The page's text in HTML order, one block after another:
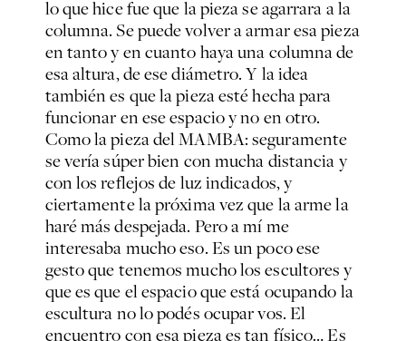
lo que hice fue que la pieza se agarrara a la
columna. Se puede volver a armar esa pieza
en tanto y en cuanto haya una columna de
esa altura, de ese diámetro. Y la idea
también es que la pieza esté hecha para
funcionar en ese espacio y no en otro.
Como la pieza del MAMBA: seguramente
se vería súper bien con mucha distancia y
con los reflejos de luz indicados, y
ciertamente la próxima vez que la arme la
haré más despejada. Pero a mí me
interesaba mucho eso. Es un poco ese
gesto que tenemos mucho los escultores y
que es que el espacio que está ocupando la
escultura no lo podés ocupar vos. El
encuentro con esa pieza es tan físico… Es